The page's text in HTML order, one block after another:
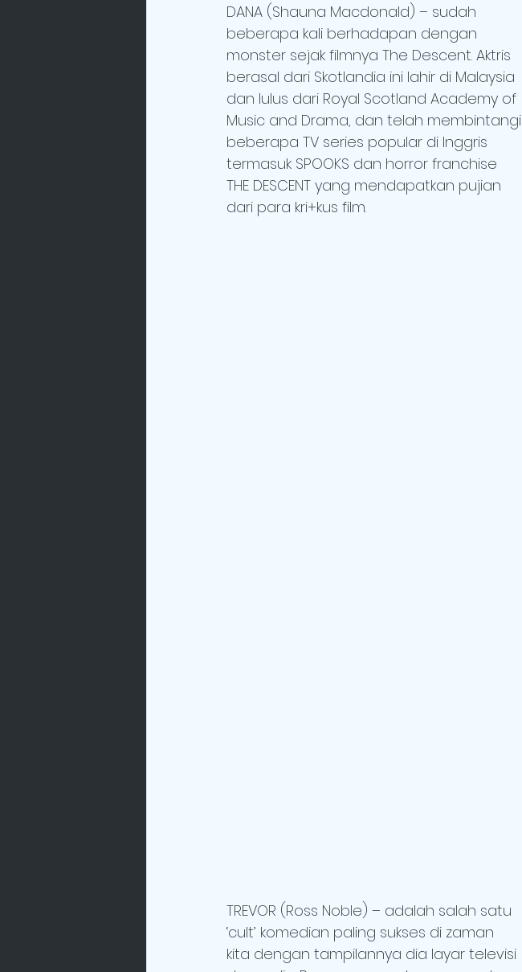
DANA (Shauna Macdonald) – sudah
beberapa kali berhadapan dengan
monster sejak filmnya The Descent. Aktris
berasal dari Skotlandia ini lahir di Malaysia
dan lulus dari Royal Scotland Academy of
Music and Drama, dan telah membintangi
beberapa TV series popular di Inggris
termasuk SPOOKS dan horror franchise
THE DESCENT yang mendapatkan pujian
dari para kri+kus film.
TREVOR (Ross Noble) – adalah salah satu
‘cult’ komedian paling sukses di zaman
kita dengan tampilannya dia layar televisi